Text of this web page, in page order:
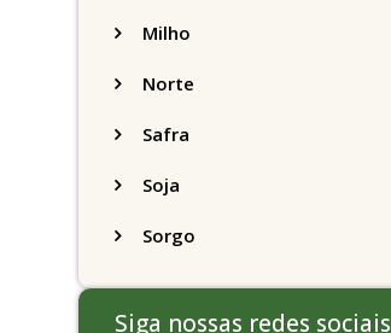
Milho
Norte
Safra
Soja
Sorgo
Siga nossas redes sociais